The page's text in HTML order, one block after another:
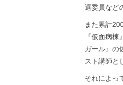
選委員など
また累計
『仮面病
ガール』の
スト講師と
それによっ